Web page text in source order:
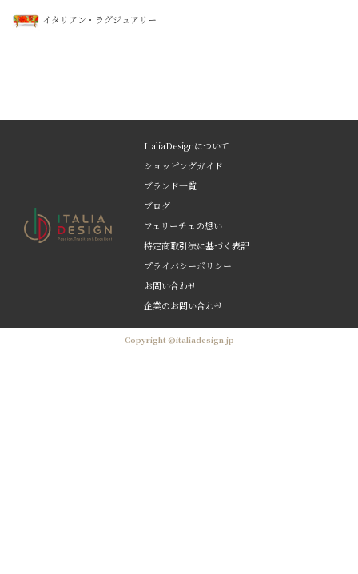
イタリアン・ラグジュアリー
ItaliaDesignについて
ショッピングガイド
ブランド一覧
ブログ
フェリーチェの想い
特定商取引法に基づく表記
プライバシーポリシー
お問い合わせ
企業のお問い合わせ
Copyright ©italiadesign.jp